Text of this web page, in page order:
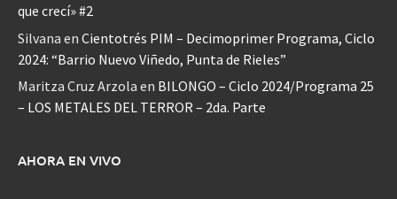
que crecí» #2
Silvana en Cientotrés PIM – Decimoprimer Programa, Ciclo
2024: “Barrio Nuevo Viñedo, Punta de Rieles”
Maritza Cruz Arzola en BILONGO – Ciclo 2024/Programa 25
– LOS METALES DEL TERROR – 2da. Parte
AHORA EN VIVO